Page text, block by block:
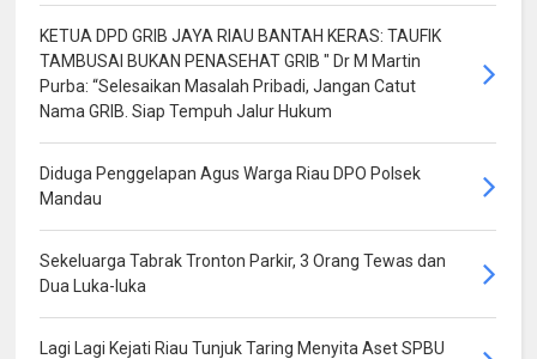
KETUA DPD GRIB JAYA RIAU BANTAH KERAS: TAUFIK
TAMBUSAI BUKAN PENASEHAT GRIB " Dr M Martin
Purba: “Selesaikan Masalah Pribadi, Jangan Catut
Nama GRIB. Siap Tempuh Jalur Hukum
Diduga Penggelapan Agus Warga Riau DPO Polsek
Mandau
Sekeluarga Tabrak Tronton Parkir, 3 Orang Tewas dan
Dua Luka-luka
Lagi Lagi Kejati Riau Tunjuk Taring Menyita Aset SPBU